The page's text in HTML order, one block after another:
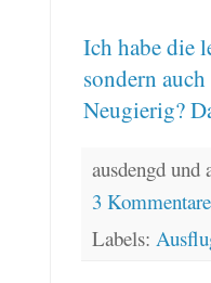
Ich habe die
sondern
Neugierig?
ausdengd
3
Labels: